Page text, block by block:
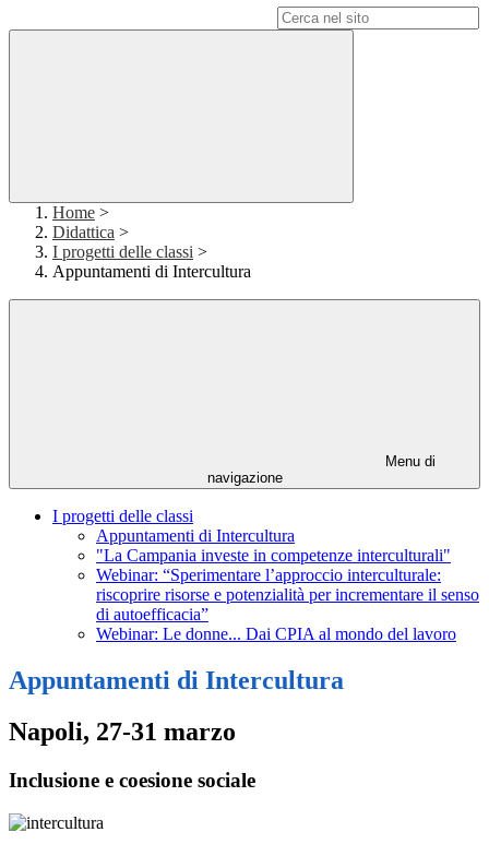
Home >
Didattica >
I progetti delle classi >
Appuntamenti di Intercultura
Menu di
navigazione
I progetti delle classi
Appuntamenti di Intercultura
"La Campania investe in competenze interculturali"
Webinar: “Sperimentare l’approccio interculturale:
riscoprire risorse e potenzialità per incrementare il senso
di autoefficacia”
Webinar: Le donne... Dai CPIA al mondo del lavoro
Appuntamenti di Intercultura
Napoli, 27-31 marzo
Inclusione e coesione sociale